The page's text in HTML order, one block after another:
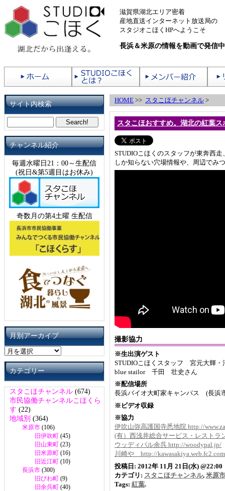
滋賀県湖北エリア密着
産地直送インターネット放送局の
スタジオこほくHPへようこそ
長浜＆米原の情報を動画で発信中
サイト内検索
チャンネル紹介
毎週水曜日21：00～生配信
(祝日&第5週目はお休み)
奇数月の第4土曜 生配信
月別アーカイブ
月
別
ア
カ
イ
ブ
カテゴリー
スタこほチャンネル (674)
市民協働チャンネルこほくら
す (22)
地域別 (364)
米原市 (106)
旧伊吹町 (45)
旧山東町 (23)
旧米原町 (16)
旧近江町 (10)
長浜市 (300)
旧びわ町 (9)
旧余呉町 (40)
HOME >> スタこほチャンネル >
スタこほおすすめ。湖北の紅葉ス
STUDIOこほくのスタッフが東奔西
しか知らない穴場情報や、周辺でみ
撮影協力
※生出演ゲスト
STUDIOこほくスタッフ 宮元大輝・
blue stailor 千田 壮史さん
※配信場所
長浜バイオ大町家キャンパス (長浜
※ビデオ収録
※協力
伊吹山弥高護国寺悉地院 http://
(有）西浅井総合サービス・レスト
ウッディパル余呉 http://woodypal.jp/
川崎や http://
投稿日: 2012年 11月 21日(水) @22:00
カテゴリ: スタこほチャンネル, 米原市
Tags: 紅葉.